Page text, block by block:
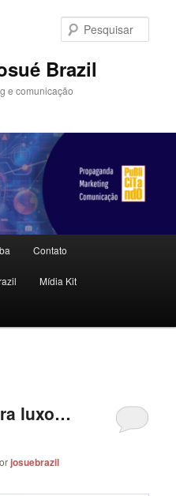
Brazil
e comunicação
Contato
Mídia Kit
luxo…
josuebrazil